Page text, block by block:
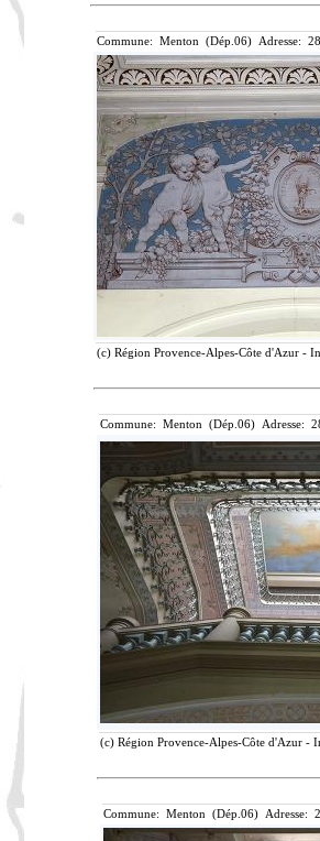
Commune: Menton (Dép.06) Adresse:
(c) Région Provence-Alpes-Côte d'Azur -
Commune: Menton (Dép.06) Adresse:
(c) Région Provence-Alpes-Côte d'Azur -
Commune: Menton (Dép.06) Adresse: